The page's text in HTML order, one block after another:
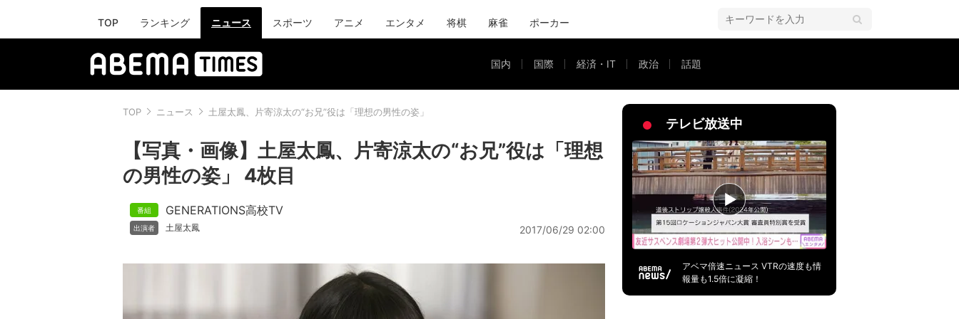
TOP ランキング ニュース スポーツ アニメ エンタメ 将棋 麻雀 ポーカー
国内 国際 経済・IT 政治 話題
TOP ニュース 土屋太鳳、片寄涼太の“お兄”役は「理想の男性の姿」
【写真・画像】土屋太鳳、片寄涼太の“お兄”役は「理想
の男性の姿」 4枚目
GENERATIONS高校TV
土屋太鳳 2017/06/29 02:00
テレビ放送中
アベマ倍速ニュース VTRの速度も情
報量も1.5倍に凝縮！